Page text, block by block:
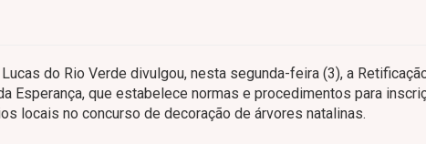
do Rio Verde divulgou, nesta segunda-feira (3), a
Esperança, que estabelece normas e procedimentos para
locais no concurso de decoração de árvores natalinas.